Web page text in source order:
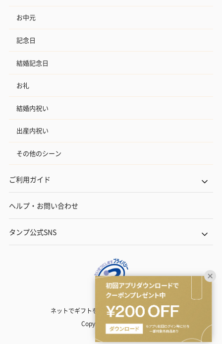
お中元
記念日
結婚記念日
お礼
結婚内祝い
出産内祝い
その他のシーン
ご利用ガイド
ヘルプ・お問い合わせ
タンプ公式SNS
ネットでギフトを贈るなら | TANP（タンプ）
Copyright© TANP Inc.